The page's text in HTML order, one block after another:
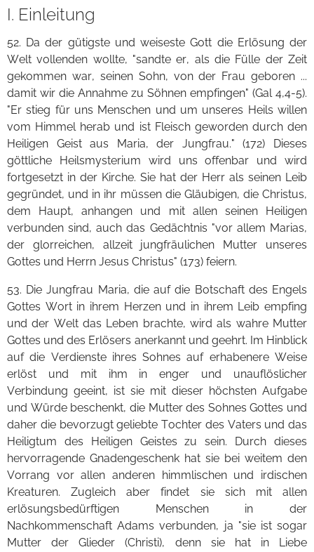
I. Einleitung
52. Da der gütigste und weiseste Gott die Erlösung der
Welt vollenden wollte, "sandte er, als die Fülle der Zeit
gekommen war, seinen Sohn, von der Frau geboren ...
damit wir die Annahme zu Söhnen empfingen" (Gal 4,4-5).
"Er stieg für uns Menschen und um unseres Heils willen
vom Himmel herab und ist Fleisch geworden durch den
Heiligen Geist aus Maria, der Jungfrau." (172) Dieses
göttliche Heilsmysterium wird uns offenbar und wird
fortgesetzt in der Kirche. Sie hat der Herr als seinen Leib
gegründet, und in ihr müssen die Gläubigen, die Christus,
dem Haupt, anhangen und mit allen seinen Heiligen
verbunden sind, auch das Gedächtnis "vor allem Marias,
der glorreichen, allzeit jungfräulichen Mutter unseres
Gottes und Herrn Jesus Christus" (173) feiern.
53. Die Jungfrau Maria, die auf die Botschaft des Engels
Gottes Wort in ihrem Herzen und in ihrem Leib empfing
und der Welt das Leben brachte, wird als wahre Mutter
Gottes und des Erlösers anerkannt und geehrt. Im Hinblick
auf die Verdienste ihres Sohnes auf erhabenere Weise
erlöst und mit ihm in enger und unauflöslicher
Verbindung geeint, ist sie mit dieser höchsten Aufgabe
und Würde beschenkt, die Mutter des Sohnes Gottes und
daher die bevorzugt geliebte Tochter des Vaters und das
Heiligtum des Heiligen Geistes zu sein. Durch dieses
hervorragende Gnadengeschenk hat sie bei weitem den
Vorrang vor allen anderen himmlischen und irdischen
Kreaturen. Zugleich aber findet sie sich mit allen
erlösungsbedürftigen Menschen in der
Nachkommenschaft Adams verbunden, ja "sie ist sogar
Mutter der Glieder (Christi), denn sie hat in Liebe